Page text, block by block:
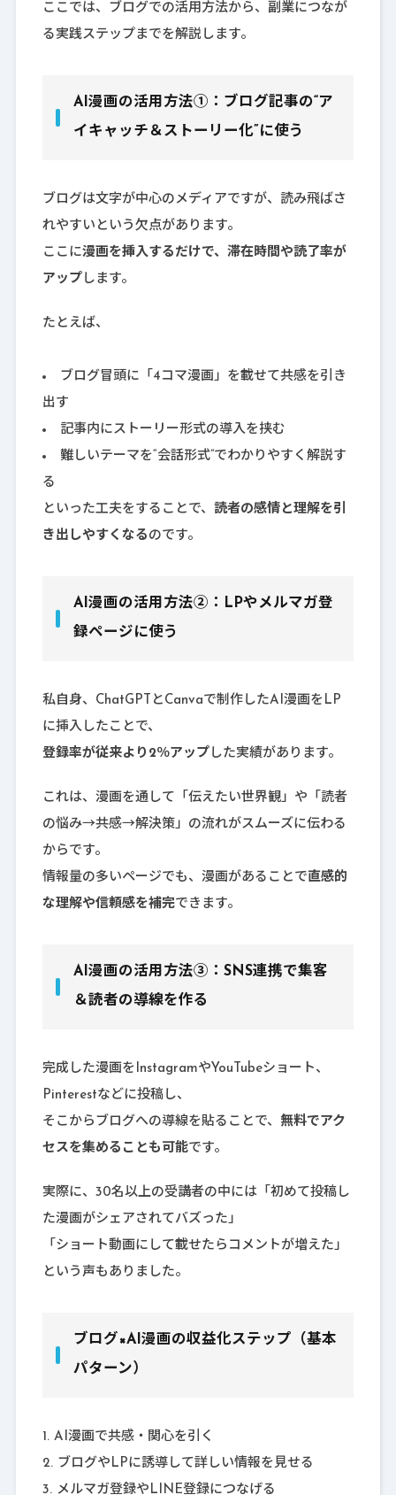
ここでは、ブログでの活用方法から、副業につなが
る実践ステップまでを解説します。
AI漫画の活用方法①：ブログ記事の“ア
イキャッチ＆ストーリー化”に使う
ブログは文字が中心のメディアですが、読み飛ばさ
れやすいという欠点があります。
ここに漫画を挿入するだけで、滞在時間や読了率が
アップ します。
たとえば、
ブログ冒頭に「4コマ漫画」を載せて共感を引き
出す
記事内にストーリー形式の導入を挟む
難しいテーマを“会話形式”でわかりやすく解説す
る
といった工夫をすることで、 読者の感情と理解を引
き出しやすくなる のです。
AI漫画の活用方法②：LPやメルマガ登
録ページに使う
私自身、ChatGPTとCanvaで制作したAI漫画をLP
に挿入したことで、
登録率が従来より2％アップ した実績があります。
これは、漫画を通して「伝えたい世界観」や「読者
の悩み→共感→解決策」の流れがスムーズに伝わる
からです。
情報量の多いページでも、漫画があることで直感的
な理解や信頼感を補完できます。
AI漫画の活用方法③：SNS連携で集客
＆読者の導線を作る
完成した漫画をInstagramやYouTubeショート、
Pinterestなどに投稿し、
そこからブログへの導線を貼ることで、 無料でアク
セスを集めることも可能です。
実際に、30名以上の受講者の中には「初めて投稿し
た漫画がシェアされてバズった」
「ショート動画にして載せたらコメントが増えた」
という声もありました。
ブログ×AI漫画の収益化ステップ（基本
パターン）
AI漫画で共感・関心を引く
ブログやLPに誘導して詳しい情報を見せる
メルマガ登録やLINE登録につなげる